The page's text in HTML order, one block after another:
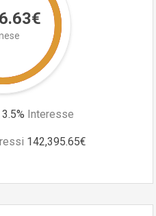
3.5% Interesse
142,395.65€